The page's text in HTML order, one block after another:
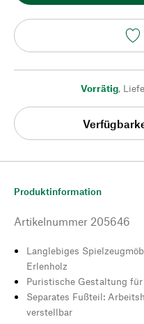
Vorrätig,
Produktinformation
Artikelnummer 205646
Langlebiges
Erlenholz
Puristische Gestaltung
Separates Fußteil:
verstellbar